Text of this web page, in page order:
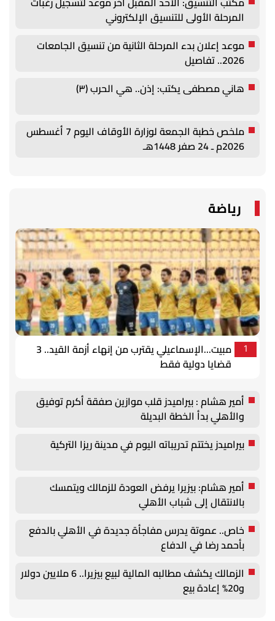
المرحلة الأولى للتنسيق الإلكتروني
موعد إعلان بدء المرحلة الثانية من تنسيق الجامعات
2026.. تفاصيل
هاني مصطفى يكتب: إذن.. هي الحرب (٣)
ملخص خطبة الجمعة لوزارة الأوقاف اليوم 7 أغسطس
2026م ـ 24 صفر 1448هـ
رياضة
1
مبيت...الإسماعيلي يقترب من إنهاء أزمة القيد.. 3
قضايا دولية فقط
أمير هشام : بيراميدز قلب موازين صفقة أكرم توفيق
والأهلي بدأ الخطة البديلة
بيراميدز يختتم تدريباته اليوم في مدينة ريزا التركية
أمير هشام: بيزيرا يرفض العودة للزمالك ويتمسك
بالانتقال إلى شباب الأهلي
خاص.. عموتة يدرس مفاجأة جديدة في الأهلي بالدفع
بأحمد رضا في الدفاع
الزمالك يكشف مطالبه المالية لبيع بيزيرا.. 6 ملايين دولار
و20% إعادة بيع